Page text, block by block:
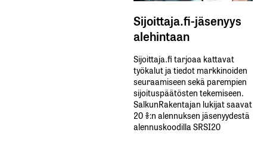
Sijoittaja.fi-jäsenyys
alehintaan
Sijoittaja.fi tarjoaa kattavat
työkalut ja tiedot markkinoiden
seuraamiseen sekä parempien
sijoituspäätösten tekemiseen.
SalkunRakentajan lukijat saavat
20 %:n alennuksen jäsenyydestä
alennuskoodilla SRSI20